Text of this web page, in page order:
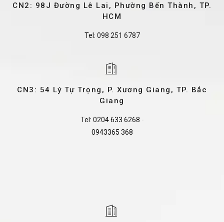
CN2: 98J Đường Lê Lai, Phường Bến Thành, TP.
HCM
Tel: 098 251 6787
CN3: 54 Lý Tự Trọng, P. Xương Giang, TP. Bắc
Giang
Tel: 0204 633 6268 -
0943365 368